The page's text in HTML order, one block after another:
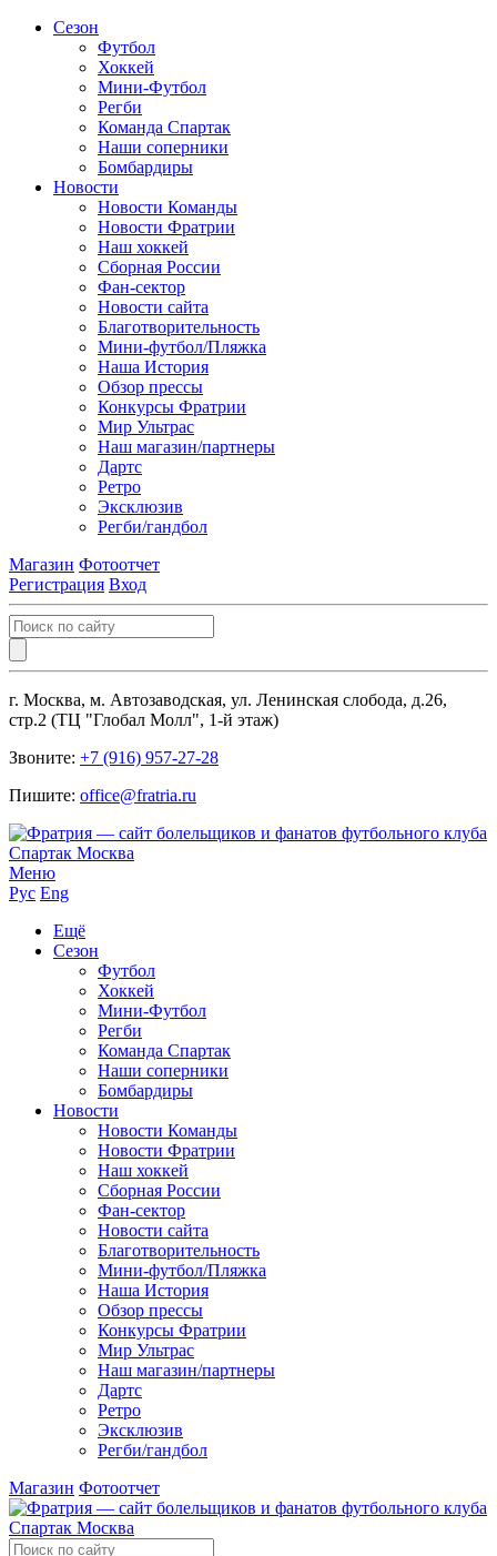
Сезон
Футбол
Хоккей
Мини-Футбол
Регби
Команда Спартак
Наши соперники
Бомбардиры
Новости
Новости Команды
Новости Фратрии
Наш хоккей
Сборная России
Фан-cектор
Новости сайта
Благотворительность
Мини-футбол/Пляжка
Наша История
Обзор прессы
Конкурсы Фратрии
Мир Ультрас
Наш магазин/партнеры
Дартс
Ретро
Эксклюзив
Регби/гандбол
Магазин Фотоотчет
Регистрация Вход
г. Москва, м. Автозаводская, ул. Ленинская слобода, д.26,
стр.2 (ТЦ "Глобал Молл", 1-й этаж)
Звоните: +7 (916) 957-27-28
Пишите: office@fratria.ru
Меню
Рус Eng
Ещё
Сезон
Футбол
Хоккей
Мини-Футбол
Регби
Команда Спартак
Наши соперники
Бомбардиры
Новости
Новости Команды
Новости Фратрии
Наш хоккей
Сборная России
Фан-cектор
Новости сайта
Благотворительность
Мини-футбол/Пляжка
Наша История
Обзор прессы
Конкурсы Фратрии
Мир Ультрас
Наш магазин/партнеры
Дартс
Ретро
Эксклюзив
Регби/гандбол
Магазин Фотоотчет